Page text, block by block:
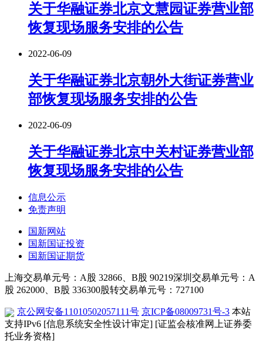
关于华融证券北京文慧园证券营业部
恢复现场服务安排的公告
2022-06-09
关于华融证券北京朝外大街证券营业
部恢复现场服务安排的公告
2022-06-09
关于华融证券北京中关村证券营业部
恢复现场服务安排的公告
信息公示
免责声明
国新网站
国新国证投资
国新国证期货
上海交易单元号：A股 32866、B股 90219深圳交易单元号：A
股 262000、B股 336300股转交易单元号：727100
京公网安备11010502057111号 京ICP备08009731号-3 本站
支持IPv6 [信息系统安全性设计审定] [证监会核准网上证券委
托业务资格]